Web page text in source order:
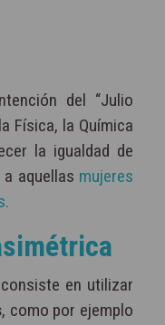
del “Julio
Física, la Química
la igualdad de
aquellas mujeres
en utilizar
, como por ejemplo